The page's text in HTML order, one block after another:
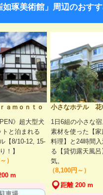
如琢美術館」周辺のおす
ａｍｏｎｔｏ
》超大型犬
トと泊まれる
【8/10-12, 15-
！】
）
m
小さなホテル 花
1日6組の小さな
素材を使った【家
料理】と24時間
る【貸切露天風呂
気。
（8,100円～）
距離 200 m